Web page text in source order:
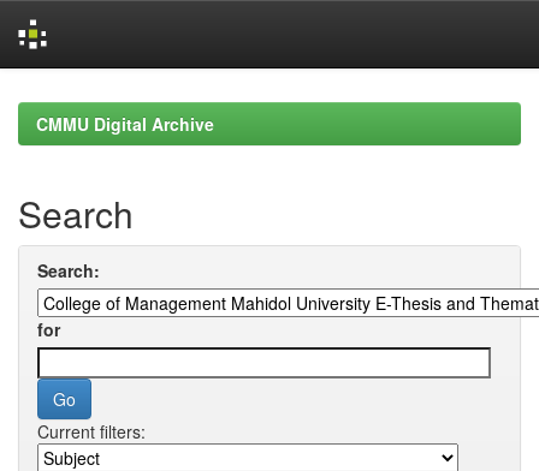
navigationCMMU Digital Archive
Search
Search:
for
Current filters: